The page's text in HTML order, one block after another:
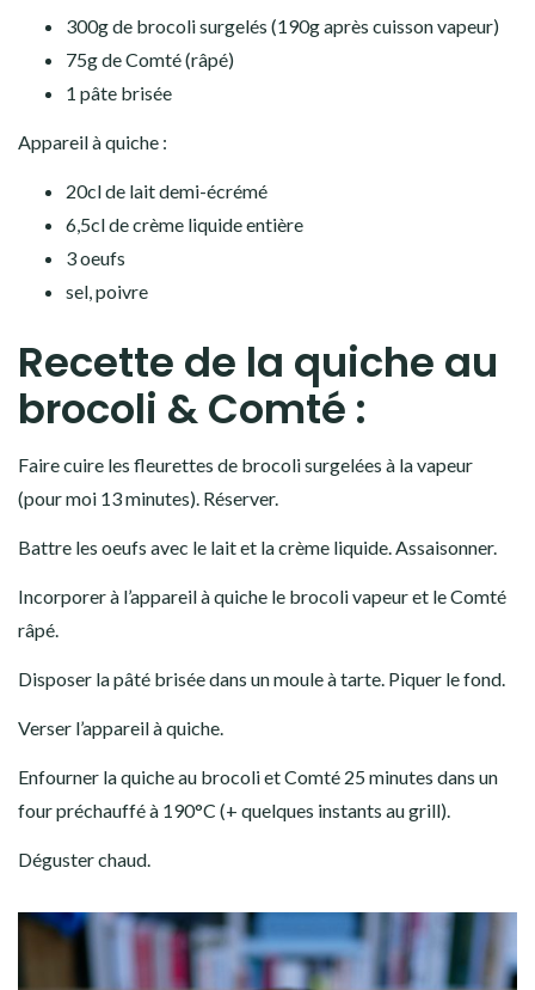
300g de brocoli surgelés (190g après cuisson vapeur)
75g de Comté (râpé)
1 pâte brisée
Appareil à quiche :
20cl de lait demi-écrémé
6,5cl de crème liquide entière
3 oeufs
sel, poivre
Recette de la quiche au
brocoli & Comté :
Faire cuire les fleurettes de brocoli surgelées à la vapeur
(pour moi 13 minutes). Réserver.
Battre les oeufs avec le lait et la crème liquide. Assaisonner.
Incorporer à l’appareil à quiche le brocoli vapeur et le Comté
râpé.
Disposer la pâté brisée dans un moule à tarte. Piquer le fond.
Verser l’appareil à quiche.
Enfourner la quiche au brocoli et Comté 25 minutes dans un
four préchauffé à 190°C (+ quelques instants au grill).
Déguster chaud.